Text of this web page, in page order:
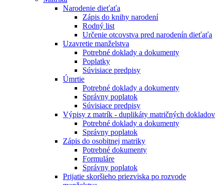
Narodenie dieťaťa
Zápis do knihy narodení
Rodný list
Určenie otcovstva pred narodenín dieťaťa
Uzavretie manželstva
Potrebné doklady a dokumenty
Poplatky
Súvisiace predpisy
Úmrtie
Potrebné doklady a dokumenty
Správny poplatok
Súvisiace predpisy
Výpisy z matrík - duplikáty matričných dokladov
Potrebné doklady a dokumenty
Správny poplatok
Zápis do osobitnej matriky
Potrebné dokumenty
Formuláre
Správny poplatok
Prijatie skoršieho priezviska po rozvode